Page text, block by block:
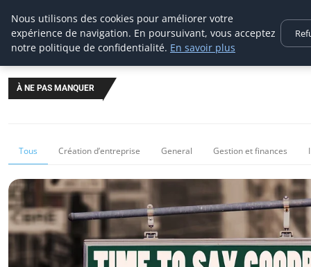
Techsumo
À NE PAS MANQUER
Tous Création d’entreprise General Gestion et finances
Nous utilisons des cookies pour améliorer votre
expérience de navigation. En poursuivant, vous acceptez
notre politique de confidentialité. En savoir plus